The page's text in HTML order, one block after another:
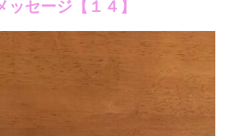
ッセージ【１４】